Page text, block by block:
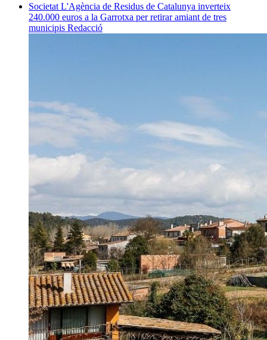
Societat L'Agència de Residus de Catalunya inverteix
240.000 euros a la Garrotxa per retirar amiant de tres
municipis Redacció